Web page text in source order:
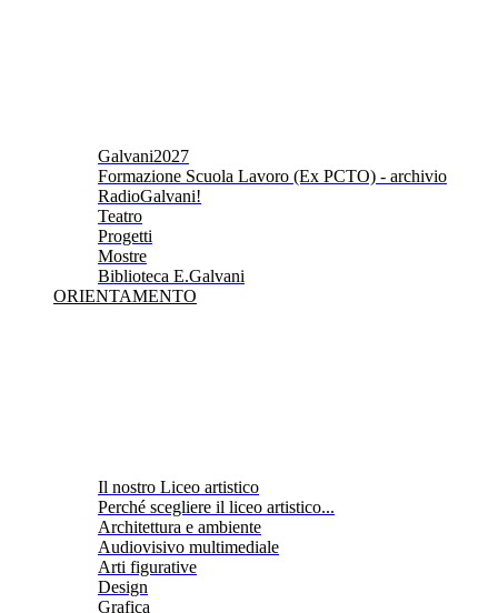
Galvani2027
Formazione Scuola Lavoro (Ex PCTO) - archivio
RadioGalvani!
Teatro
Progetti
Mostre
Biblioteca E.Galvani
ORIENTAMENTO
Il nostro Liceo artistico
Perché scegliere il liceo artistico...
Architettura e ambiente
Audiovisivo multimediale
Arti figurative
Design
Grafica